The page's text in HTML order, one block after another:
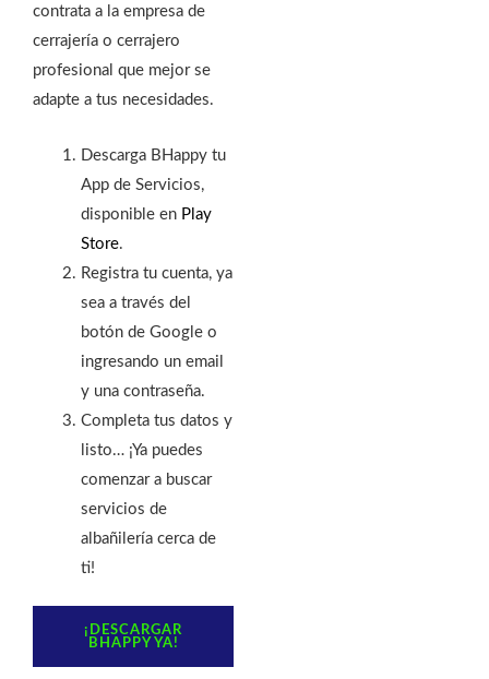
contrata a la empresa de
cerrajería o cerrajero
profesional que mejor se
adapte a tus necesidades.
Descarga BHappy tu
App de Servicios,
disponible en Play
Store.
Registra tu cuenta, ya
sea a través del
botón de Google o
ingresando un email
y una contraseña.
Completa tus datos y
listo… ¡Ya puedes
comenzar a buscar
servicios de
albañilería cerca de
ti!
¡DESCARGAR
BHAPPY YA!